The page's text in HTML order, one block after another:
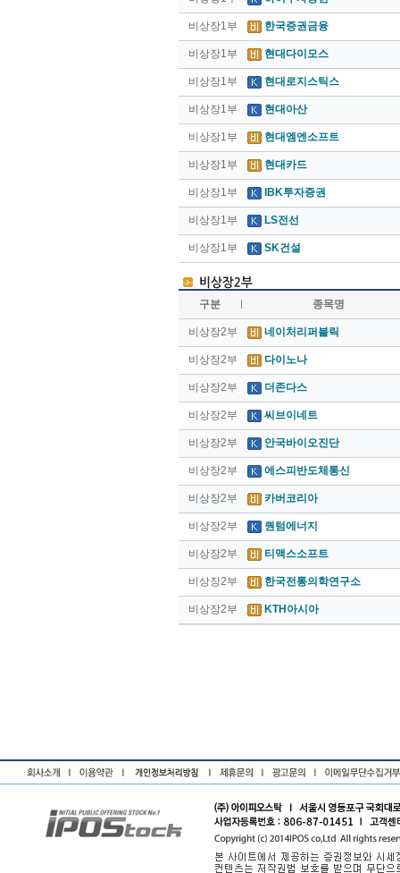
비상장1부 한국증권금융
비상장1부 현대다이모스
비상장1부 현대로지스틱스
비상장1부 현대아산
비상장1부 현대엠엔소프트
비상장1부 현대카드
비상장1부 IBK투자증권
비상장1부 LS전선
비상장1부 SK건설
구분 종목명
비상장2부 네이처리퍼블릭
비상장2부 다이노나
비상장2부 더존다스
비상장2부 씨브이네트
비상장2부 안국바이오진단
비상장2부 에스피반도체통신
비상장2부 카버코리아
비상장2부 퀀텀에너지
비상장2부 티맥스소프트
비상장2부 한국전통의학연구소
비상장2부 KTH아시아